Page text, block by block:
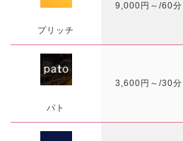
プリッチ
9,000円～/60分
パト
3,600円～/30分